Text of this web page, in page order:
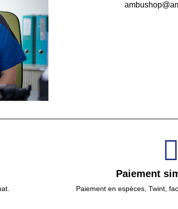
Paiement
Paiement en espèces, Twint,